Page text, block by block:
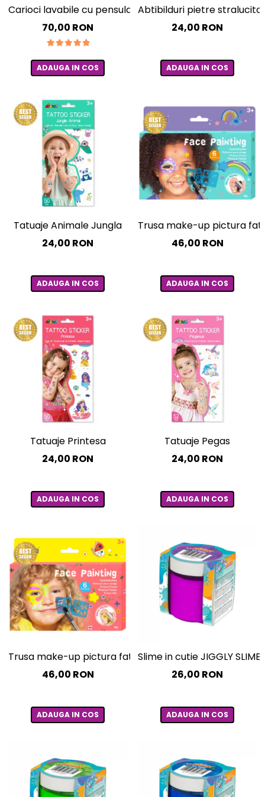
Jucarii Senzoriale
Teatru de papusi
Stilouri
Tempera și acuarele
Carioci lavabile cu pensula, Big Bright Brush, set 10
70,00 RON
ADAUGA IN COS
Abtibilduri pietre
24,00 RON
ADAUGA IN COS
Tatuaje Animale Jungla
24,00 RON
ADAUGA IN COS
Trusa make-up pictura
46,00 RON
ADAUGA IN COS
Tatuaje Printesa
24,00 RON
ADAUGA IN COS
Tatuaje Pegas
24,00 RON
ADAUGA IN COS
Trusa make-up pictura fata cu sabloane incluse -
46,00 RON
ADAUGA IN COS
Slime in cutie JIGGLY
26,00 RON
ADAUGA IN COS